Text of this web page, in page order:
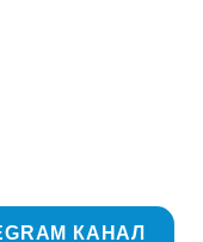
КАНАЛ